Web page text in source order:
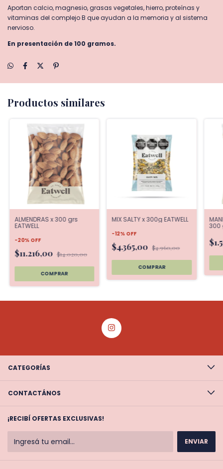
Aportan calcio, magnesio, grasas vegetales, hierro, proteínas y
vitaminas del complejo B que ayudan a la memoria y al sistema
nervioso.
En presentación de 100 gramos.
Productos similares
ALMENDRAS x 300 grs
EATWELL
-20% OFF
$11.216,00 $14.020,00
MIX SALTY x 300g EATWELL
-12% OFF
$4.365,00 $4.960,00
300
CATEGORÍAS
CONTACTÁNOS
¡RECIBÍ OFERTAS EXCLUSIVAS!